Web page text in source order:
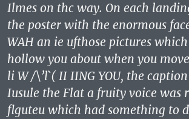
Ilmes on thc way. On each
the poster with the enormous
WAH an ie ufthose pictures
hollow you about when you
li W /\’l`( II IING YOU, the
Iusule the Flat a fruity voice was
flguteu which had something to